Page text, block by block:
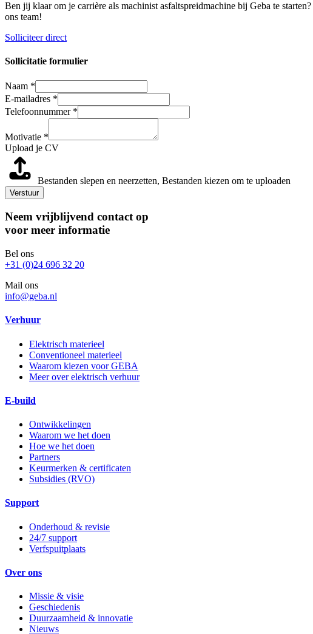
Ben jij klaar om je carrière als machinist asfaltspreidmachine bij Geba te
ons team!
Solliciteer direct
Sollicitatie formulier
Naam *
E-mailadres *
Telefoonnummer *
Motivatie *
Upload je CV
Bestanden slepen en neerzetten, Bestanden kiezen om te uploaden
Verstuur
Neem vrijblijvend contact op
voor meer informatie
Bel ons
+31 (0)24 696 32 20
Mail ons
info@geba.nl
Verhuur
Elektrisch materieel
Conventioneel materieel
Waarom kiezen voor GEBA
Meer over elektrisch verhuur
E-build
Ontwikkelingen
Waarom we het doen
Hoe we het doen
Partners
Keurmerken & certificaten
Subsidies (RVO)
Support
Onderhoud & revisie
24/7 support
Verfspuitplaats
Over ons
Missie & visie
Geschiedenis
Duurzaamheid & innovatie
Nieuws